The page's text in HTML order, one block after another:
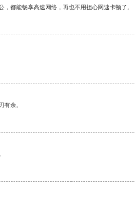
都能畅享高速网络，再也不用担心网速卡顿了。
余。